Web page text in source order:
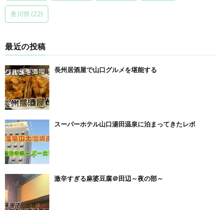
香川県 (22)
最近の投稿
長州居酒屋で山口グルメを堪能する
スーパーホテル山口湯田温泉に泊まってきたレポ
激辛すぎる麻婆豆腐＠田辺～夜の部～